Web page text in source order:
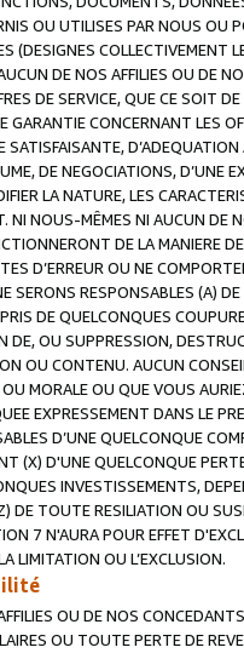
OU UTILISES PAR NOUS OU
(DESIGNES COLLECTIVEMENT
DE NOS AFFILIES OU DE
DE SERVICE, QUE CE SOIT
CONCERNANT LES
SATISFAISANTE,
DE NEGOCIATIONS, D’UNE
LA NATURE, LES
NI NOUS-MÊMES NI AUCUN DE
DE LA MANIERE
D’ERREUR OU NE
SERONS RESPONSABLES (A)
DE QUELCONQUES
OU SUPPRESSION,
OU CONTENU. AUCUN
MORALE OU QUE VOUS
EXPRESSEMENT DANS LE
D’UNE QUELCONQUE
(X) D'UNE QUELCONQUE
INVESTISSEMENTS,
DE TOUTE RESILIATION OU
7 N'AURA POUR EFFET
LIMITATION OU L’EXCLUSION.
OU DE NOS
OU TOUTE PERTE DE